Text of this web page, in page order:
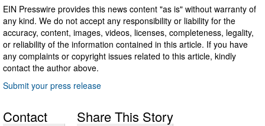
EIN Presswire provides this news content "as is" without warranty of
any kind. We do not accept any responsibility or liability for the
accuracy, content, images, videos, licenses, completeness, legality,
or reliability of the information contained in this article. If you have
any complaints or copyright issues related to this article, kindly
contact the author above.
Submit your press release
Contact Share This Story